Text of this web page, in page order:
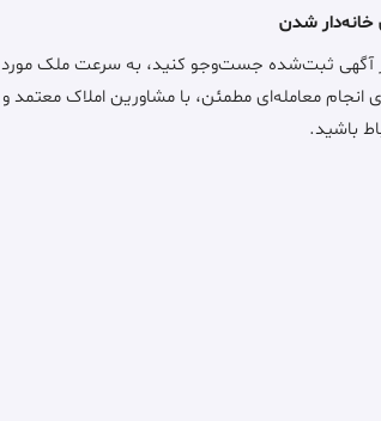
خانه‌دار شدن
آگهی ثبت‌شده جست‌وجو کنید، به سرعت ملک مورد
انجام معامله‌ای مطمئن، با مشاورین املاک معتمد و
باشید.